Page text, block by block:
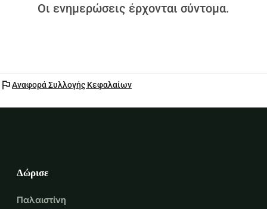
Οι ενημερώσεις έρχονται σύντομα.
flagΑναφορά Συλλογής Κεφαλαίων
Δώρισε
Παλαιστίνη